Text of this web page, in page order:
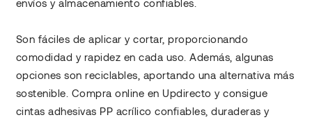
envíos y almacenamiento confiables.
Son fáciles de aplicar y cortar, proporcionando
comodidad y rapidez en cada uso. Además, algunas
opciones son reciclables, aportando una alternativa más
sostenible. Compra online en Updirecto y consigue
cintas adhesivas PP acrílico confiables, duraderas y